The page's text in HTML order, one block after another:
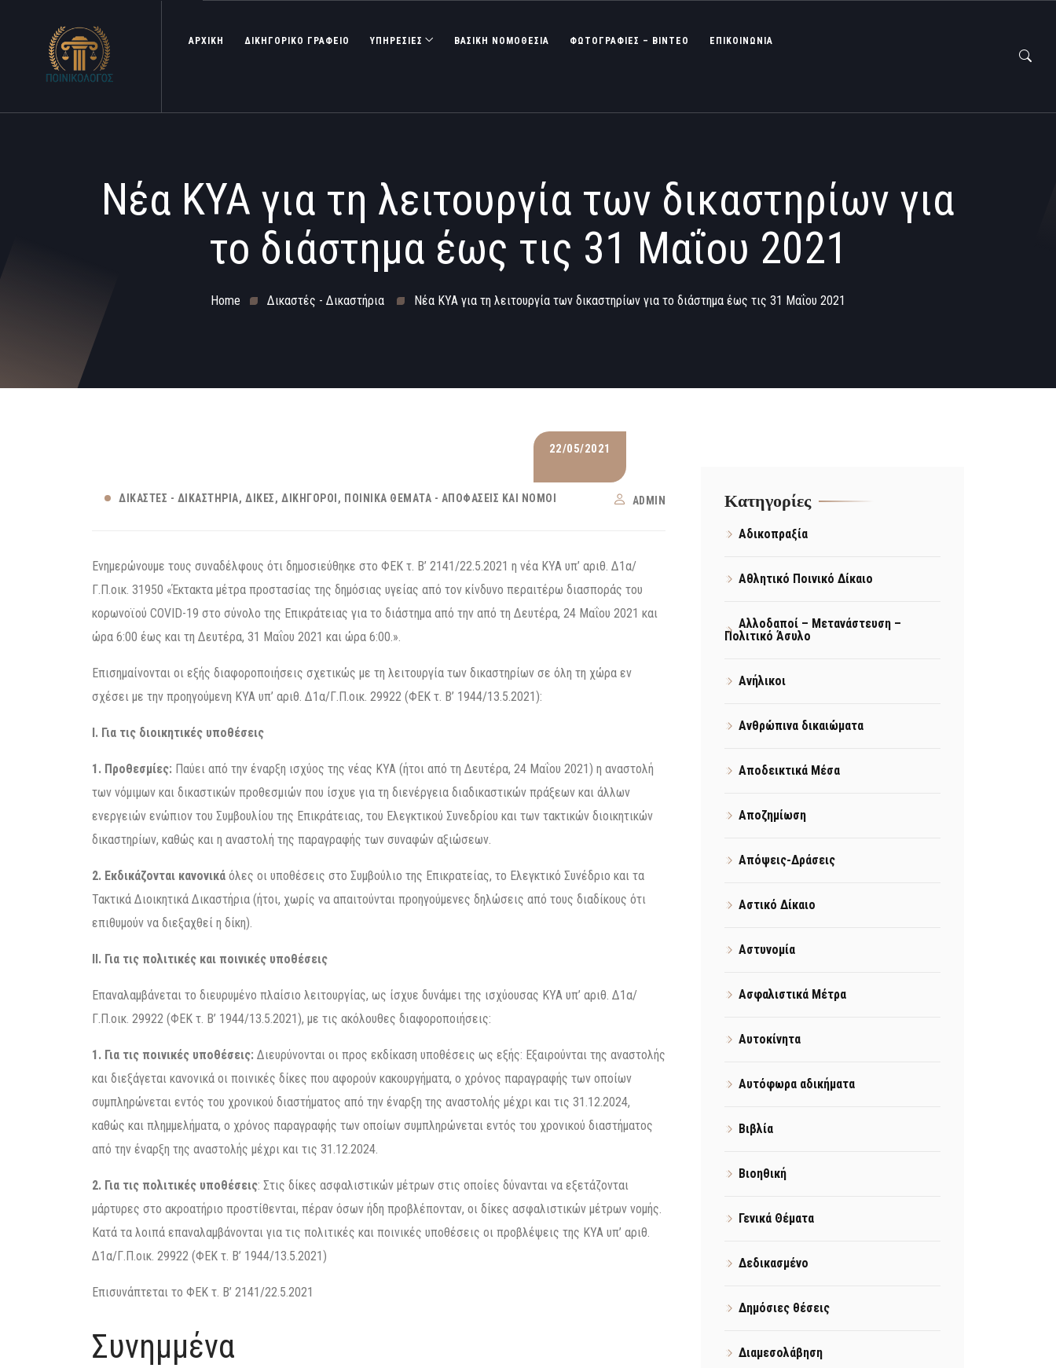
ΑΡΧΙΚΗ ΔΙΚΗΓΟΡΙΚΟ ΓΡΑΦΕΙΟ ΥΠΗΡΕΣΙΕΣ ΒΑΣΙΚΉ ΝΟΜΟΘΕΣΊΑ ΦΩΤΟΓΡΑΦΊΕΣ – ΒΊΝΤΕΟ ΕΠΙΚΟΙΝΩΝΙΑ
Νέα ΚΥΑ για τη λειτουργία των δικαστηρίων για
το διάστημα έως τις 31 Μαΐου 2021
Home Δικαστές - Δικαστήρια Νέα ΚΥΑ για τη λειτουργία των δικαστηρίων για το διάστημα έως τις 31 Μαΐου 2021
22/05/2021
ΔΙΚΑΣΤΈΣ - ΔΙΚΑΣΤΉΡΙΑ ΔΊΚΕΣ ΔΙΚΗΓΌΡΟΙ ΠΟΙΝΙΚΆ ΘΈΜΑΤΑ - ΑΠΟΦΆΣΕΙΣ ΚΑΙ ΝΌΜΟΙ ADMIN
Ενημερώνουμε τους συναδέλφους ότι δημοσιεύθηκε στο ΦΕΚ τ. Β’ 2141/22.5.2021 η νέα ΚΥΑ υπ’ αριθ. Δ1α/
Γ.Π.οικ. 31950 «Έκτακτα μέτρα προστασίας της δημόσιας υγείας από τον κίνδυνο περαιτέρω διασποράς του
κορωνοϊού COVID-19 στο σύνολο της Επικράτειας για το διάστημα από την από τη Δευτέρα, 24 Μαΐου 2021 και
ώρα 6:00 έως και τη Δευτέρα, 31 Μαΐου 2021 και ώρα 6:00.».
Επισημαίνονται οι εξής διαφοροποιήσεις σχετικώς με τη λειτουργία των δικαστηρίων σε όλη τη χώρα εν
σχέσει με την προηγούμενη ΚΥΑ υπ’ αριθ. Δ1α/Γ.Π.οικ. 29922 (ΦΕΚ τ. Β’ 1944/13.5.2021):
Ι. Για τις διοικητικές υποθέσεις
1. Προθεσμίες: Παύει από την έναρξη ισχύος της νέας ΚΥΑ (ήτοι από τη Δευτέρα, 24 Μαΐου 2021) η αναστολή
των νόμιμων και δικαστικών προθεσμιών που ίσχυε για τη διενέργεια διαδικαστικών πράξεων και άλλων
ενεργειών ενώπιον του Συμβουλίου της Επικράτειας, του Ελεγκτικού Συνεδρίου και των τακτικών διοικητικών
δικαστηρίων, καθώς και η αναστολή της παραγραφής των συναφών αξιώσεων.
2. Εκδικάζονται κανονικά όλες οι υποθέσεις στο Συμβούλιο της Επικρατείας, το Ελεγκτικό Συνέδριο και τα
Τακτικά Διοικητικά Δικαστήρια (ήτοι, χωρίς να απαιτούνται προηγούμενες δηλώσεις από τους διαδίκους ότι
επιθυμούν να διεξαχθεί η δίκη).
ΙΙ. Για τις πολιτικές και ποινικές υποθέσεις
Επαναλαμβάνεται το διευρυμένο πλαίσιο λειτουργίας, ως ίσχυε δυνάμει της ισχύουσας ΚΥΑ υπ’ αριθ. Δ1α/
Γ.Π.οικ. 29922 (ΦΕΚ τ. Β’ 1944/13.5.2021), με τις ακόλουθες διαφοροποιήσεις:
1. Για τις ποινικές υποθέσεις: Διευρύνονται οι προς εκδίκαση υποθέσεις ως εξής: Εξαιρούνται της αναστολής
και διεξάγεται κανονικά οι ποινικές δίκες που αφορούν κακουργήματα, ο χρόνος παραγραφής των οποίων
συμπληρώνεται εντός του χρονικού διαστήματος από την έναρξη της αναστολής μέχρι και τις 31.12.2024,
καθώς και πλημμελήματα, ο χρόνος παραγραφής των οποίων συμπληρώνεται εντός του χρονικού διαστήματος
από την έναρξη της αναστολής μέχρι και τις 31.12.2024.
2. Για τις πολιτικές υποθέσεις: Στις δίκες ασφαλιστικών μέτρων στις οποίες δύνανται να εξετάζονται
μάρτυρες στο ακροατήριο προστίθενται, πέραν όσων ήδη προβλέπονταν, οι δίκες ασφαλιστικών μέτρων νομής.
Κατά τα λοιπά επαναλαμβάνονται για τις πολιτικές και ποινικές υποθέσεις οι προβλέψεις της ΚΥΑ υπ’ αριθ.
Δ1α/Γ.Π.οικ. 29922 (ΦΕΚ τ. Β’ 1944/13.5.2021)
Επισυνάπτεται το ΦΕΚ τ. Β’ 2141/22.5.2021
Συνημμένα
Kατηγορίες
Αδικοπραξία
Αθλητικό Ποινικό Δίκαιο
Αλλοδαποί – Μετανάστευση –
Πολιτικό Άσυλο
Ανήλικοι
Ανθρώπινα δικαιώματα
Αποδεικτικά Μέσα
Αποζημίωση
Απόψεις-Δράσεις
Αστικό Δίκαιο
Αστυνομία
Ασφαλιστικά Μέτρα
Αυτοκίνητα
Αυτόφωρα αδικήματα
Βιβλία
Βιοηθική
Γενικά Θέματα
Δεδικασμένο
Δημόσιες θέσεις
Διαμεσολάβηση